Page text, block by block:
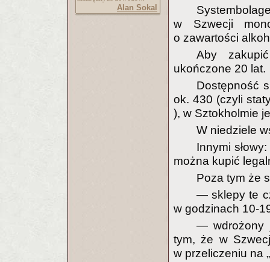
Alan Sokal
w Szwecji
o zawartości
Aby
ukończone 20 lat.
Dostępność
ok. 430 (czyli
), w Sztokholmie
W niedziele
Innymi
można kupić
Poza tym że
— sklepy te
w godzinach 10-
— wdrożony
tym, że w
w przeliczeniu na